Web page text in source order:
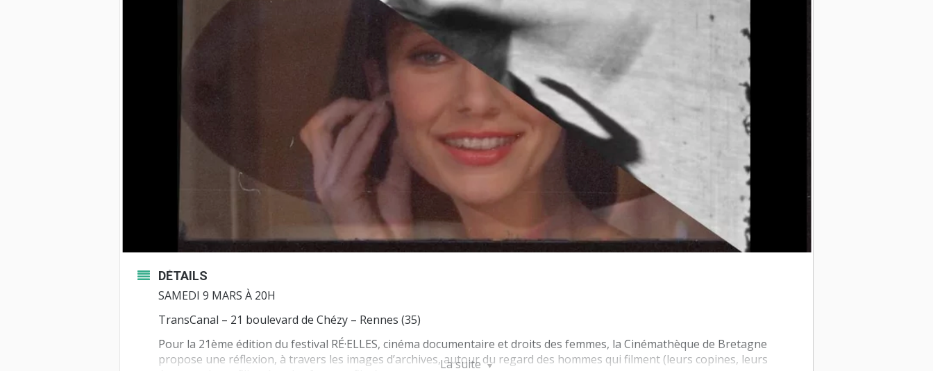
La suite
DÉTAILS
SAMEDI 9 MARS À 20H
TransCanal – 21 boulevard de Chézy – Rennes (35)
Pour la 21ème édition du festival RÉ·ELLES, cinéma documentaire et droits des femmes, la Cinémathèque de Bretagne
propose une réflexion, à travers les images d’archives, autour du regard des hommes qui filment (leurs copines, leurs